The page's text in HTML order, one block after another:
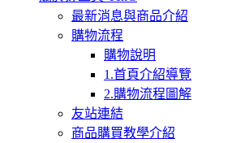
最新消息與商品介紹
購物流程
購物說明
1.首頁介紹導覽
2.購物流程圖解
友站連結
商品購買教學介紹